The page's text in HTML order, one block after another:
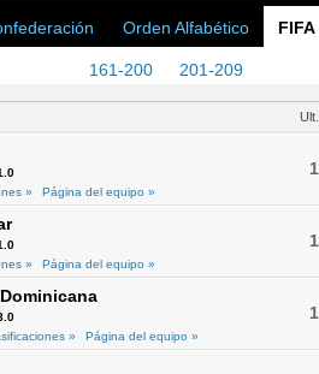
Orden Alfabético FIFA
161-200 201-209
»
Página del equipo »
»
Página del equipo »
»
Página del equipo »